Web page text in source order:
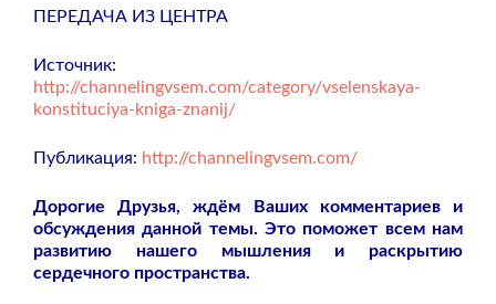
ПЕРЕДАЧА ИЗ ЦЕНТРА
Источник:
http://channelingvsem.com/category/vselenskaya-
konstituciya-kniga-znanij/
Публикация: http://channelingvsem.com/
Дорогие Друзья, ждём Ваших комментариев и
обсуждения данной темы. Это поможет всем нам
развитию нашего мышления и раскрытию
сердечного пространства.